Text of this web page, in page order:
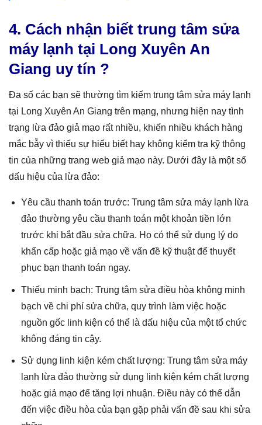
4. Cách nhận biết trung tâm sửa
máy lạnh tại Long Xuyên An
Giang uy tín ?
Đa số các bạn sẽ thường tìm kiếm trung tâm sửa máy lạnh
tại Long Xuyên An Giang trên mạng, nhưng hiện nay tình
trạng lừa đảo giả mạo rất nhiều, khiến nhiều khách hàng
mắc bẫy vì thiếu sự hiểu biết hay không kiểm tra kỹ thông
tin của những trang web giả mạo này. Dưới đây là một số
dấu hiệu của lừa đảo:
Yêu cầu thanh toán trước: Trung tâm sửa máy lạnh lừa
đảo thường yêu cầu thanh toán một khoản tiền lớn
trước khi bắt đầu sửa chữa. Họ có thể sử dụng lý do
khẩn cấp hoặc giả mạo về vấn đề kỹ thuật để thuyết
phục bạn thanh toán ngay.
Thiếu minh bạch: Trung tâm sửa điều hòa không minh
bạch về chi phí sửa chữa, quy trình làm việc hoặc
nguồn gốc linh kiện có thể là dấu hiệu của một tổ chức
không đáng tin cậy.
Sử dụng linh kiện kém chất lượng: Trung tâm sửa máy
lạnh lừa đảo thường sử dụng linh kiện kém chất lượng
hoặc giả mạo để tăng lợi nhuận. Điều này có thể dẫn
đến việc điều hòa của bạn gặp phải vấn đề sau khi sửa